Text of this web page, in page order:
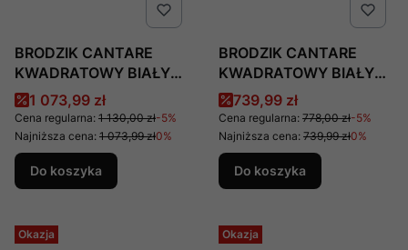
BRODZIK CANTARE
KWADRATOWY BIAŁY
AKRYLOWY
90x90x15,5,
PRODUCENT: NEW
TRENDY, NUMER KAT:
B-0275
Cena promocyjna
1 073,99 zł
Cena regularna: 1 130,00 zł-5%
Najniższa cena: 1 073,99 zł0%
Do koszyka
BRODZIK CANTARE
KWADRATOWY BIAŁY
AKRYLOWY 90x90x6,
PRODUCENT: NEW
TRENDY, NUMER KAT:
B-0137
Cena promocyjna
739,99 zł
Cena regularna: 778,00 zł-5%
Najniższa cena: 739,99 zł0%
Do koszyka
Okazja Okazja